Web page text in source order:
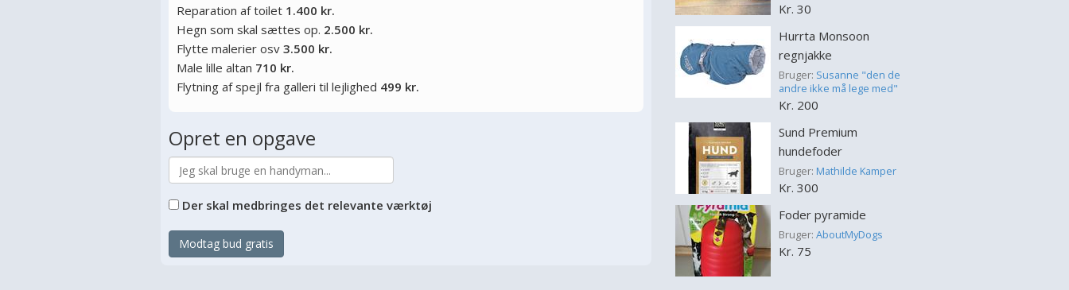
Reparation af toilet 1.400 kr.
Hegn som skal sættes op. 2.500 kr.
Flytte malerier osv 3.500 kr.
Male lille altan 710 kr.
Flytning af spejl fra galleri til lejlighed 499 kr.
Opret en opgave
Der skal medbringes det relevante værktøj
Modtag bud gratis
Kr. 30
Hurrta Monsoon
regnjakke
Bruger: Susanne "den de
andre ikke må lege med"
Kr. 200
Sund Premium
hundefoder
Bruger: Mathilde Kamper
Kr. 300
Foder pyramide
Bruger: AboutMyDogs
Kr. 75